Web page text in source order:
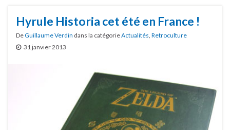
Hyrule Historia cet été en France !
DeGuillaume Verdin dans la catégorieActualités Retroculture
31 janvier 2013